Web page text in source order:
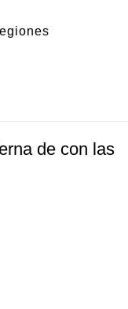
de con las